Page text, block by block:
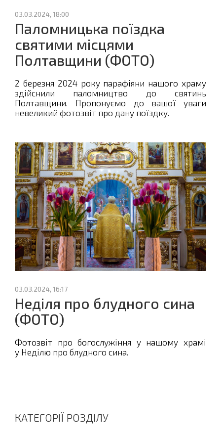
03.03.2024, 18:00
Паломницька поїздка
святими місцями
Полтавщини (ФОТО)
2 березня 2024 року парафіяни нашого храму
здійснили паломництво до святинь
Полтавщини. Пропонуємо до вашої уваги
невеликий фотозвіт про дану поїздку.
03.03.2024, 16:17
Неділя про блудного сина
(ФОТО)
Фотозвіт про богослужіння у нашому храмі
у Неділю про блудного сина.
КАТЕГОРІЇ РОЗДІЛУ